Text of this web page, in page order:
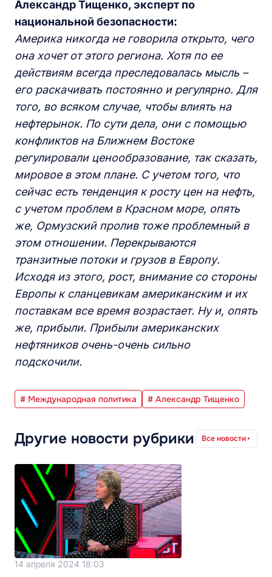
Александр Тищенко, эксперт по
национальной безопасности:
Америка никогда не говорила открыто, чего
она хочет от этого региона. Хотя по ее
действиям всегда преследовалась мысль –
его раскачивать постоянно и регулярно. Для
того, во всяком случае, чтобы влиять на
нефтерынок. По сути дела, они с помощью
конфликтов на Ближнем Востоке
регулировали ценообразование, так сказать,
мировое в этом плане. С учетом того, что
сейчас есть тенденция к росту цен на нефть,
с учетом проблем в Красном море, опять
же, Ормузский пролив тоже проблемный в
этом отношении. Перекрываются
транзитные потоки и грузов в Европу.
Исходя из этого, рост, внимание со стороны
Европы к сланцевикам американским и их
поставкам все время возрастает. Ну и, опять
же, прибыли. Прибыли американских
нефтяников очень-очень сильно
подскочили.
# Международная политика # Александр Тищенко
Другие новости рубрики Все новости
14 апреля 2024 18:03